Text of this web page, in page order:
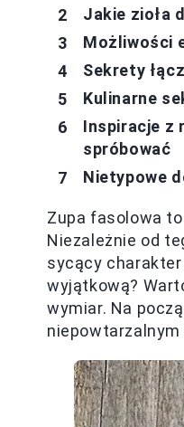
Jakie zioła
Możliwości
Sekrety
Kulinarne
Inspiracje z
spróbować
Nietypowe
Zupa fasolowa
Niezależnie od
sycący
wyjątkową?
wymiar. Na